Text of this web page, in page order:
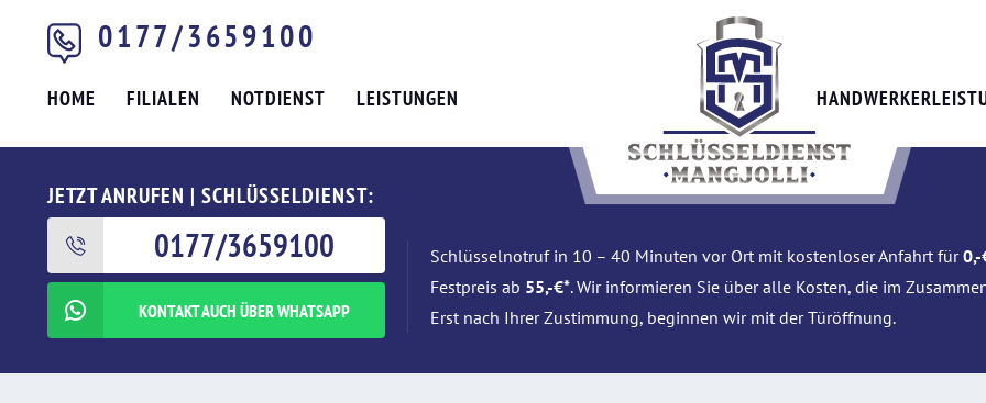
0177/3659100
HOME FILIALEN NOTDIENST LEISTUNGEN
JETZT ANRUFEN | SCHLÜSSELDIENST:
0177/3659100
KONTAKT AUCH ÜBER WHATSAPP
Schlüsselnotruf in 10 – 40 Minuten vor Ort mit kostenloser Anfahrt für0,-
Festpreis ab 55,-€*. Wir informieren Sie über alle Kosten, die im
Erst nach Ihrer Zustimmung, beginnen wir mit der Türöffnung.